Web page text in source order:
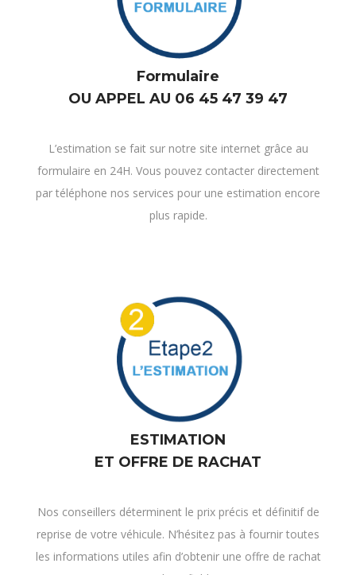
Formulaire
OU APPEL AU 06 45 47 39 47
L’estimation se fait sur notre site internet grâce au
formulaire en 24H. Vous pouvez contacter directement
par téléphone nos services pour une estimation encore
plus rapide.
ESTIMATION
ET OFFRE DE RACHAT
Nos conseillers déterminent le prix précis et définitif de
reprise de votre véhicule. N’hésitez pas à fournir toutes
les informations utiles afin d’obtenir une offre de rachat